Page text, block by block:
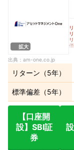
拡大
出典： am-one.co.jp
リターン（5年）
標準偏差（5年）
【口座開
設】SBI証
券